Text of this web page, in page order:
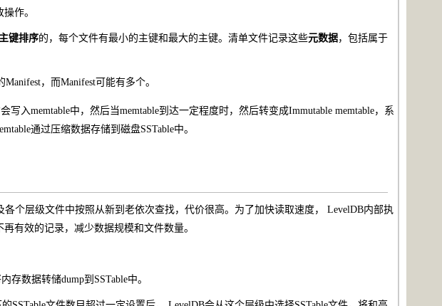
作。
键排序的，每个文件有最小的主键和最大的主键。清单文件记录这些元数据，包括属于
Manifest，而Manifest可能有多个。
入memtable中，然后当memtable到达一定程度时，然后转变成Immutable memtable，系
通过压缩数据存储到磁盘SSTable中。
个层级文件中按照从新到老依次查找，代价很高。为了加快读取速度， LevelDB内部执
再有效的记录，减少数据规模和文件数量。
存数据转储dump到SSTable中。